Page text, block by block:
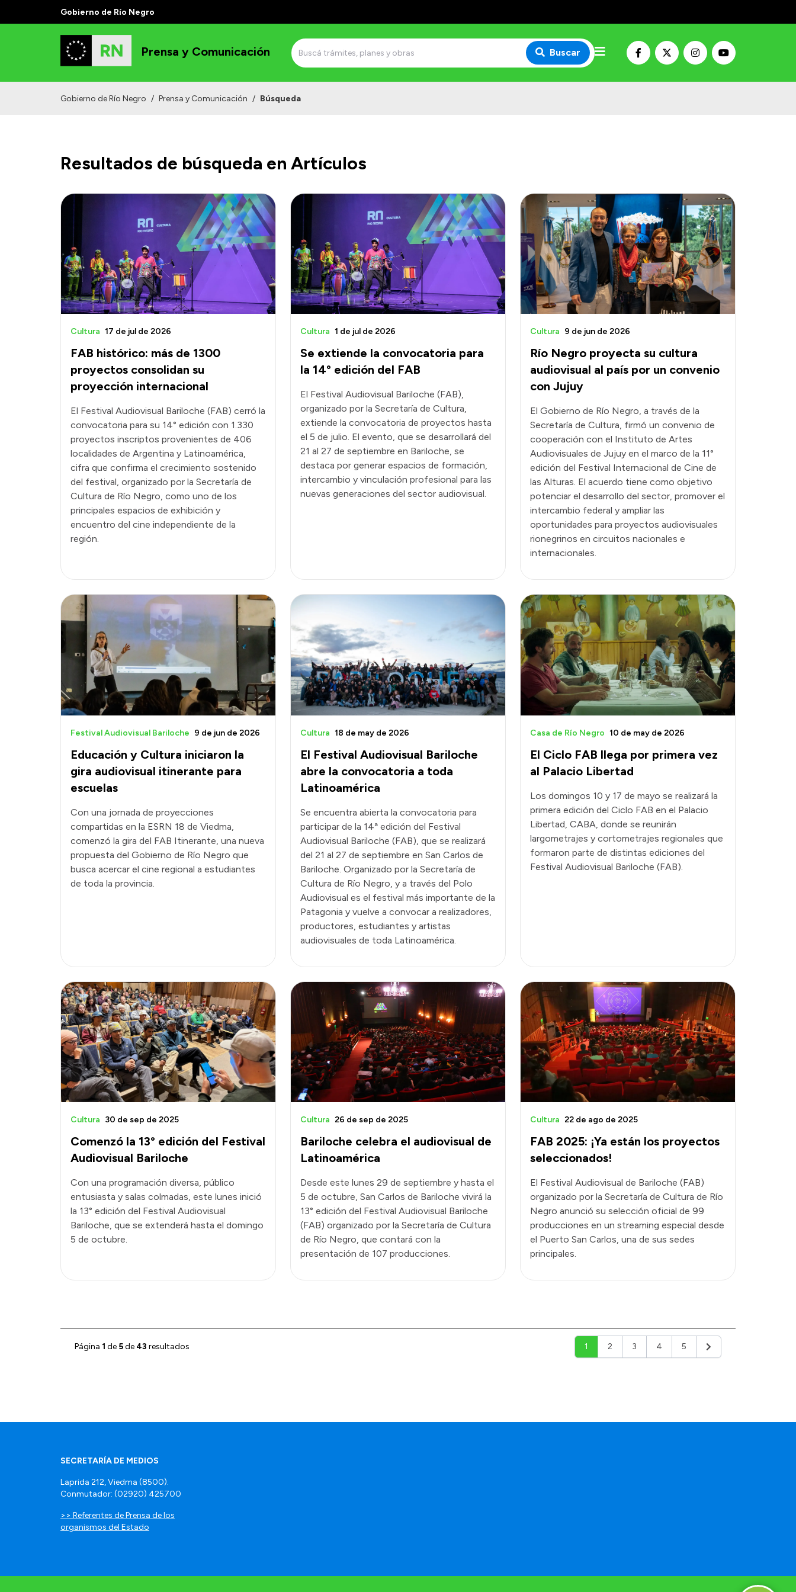
Gobierno de Río Negro
Prensa y Comunicación Buscar
Gobierno de Río Negro / Prensa y Comunicación / Búsqueda
Resultados de búsqueda en Artículos
FAB histórico: más de 1300
proyectos consolidan su
proyección internacional
Cultura 17 de jul de 2026
El Festival Audiovisual Bariloche (FAB) cerró la
convocatoria para su 14° edición con 1.330
proyectos inscriptos provenientes de 406
localidades de Argentina y Latinoamérica,
cifra que confirma el crecimiento sostenido
del festival, organizado por la Secretaría de
Cultura de Río Negro, como uno de los
principales espacios de exhibición y
encuentro del cine independiente de la
región.
Se extiende la convocatoria para
la 14° edición del FAB
Cultura 1 de jul de 2026
El Festival Audiovisual Bariloche (FAB),
organizado por la Secretaría de Cultura,
extiende la convocatoria de proyectos hasta
el 5 de julio. El evento, que se desarrollará del
21 al 27 de septiembre en Bariloche, se
destaca por generar espacios de formación,
intercambio y vinculación profesional para las
nuevas generaciones del sector audiovisual.
Río Negro proyecta su cultura
audiovisual al país por un convenio
con Jujuy
Cultura 9 de jun de 2026
El Gobierno de Río Negro, a través de la
Secretaría de Cultura, firmó un convenio de
cooperación con el Instituto de Artes
Audiovisuales de Jujuy en el marco de la 11°
edición del Festival Internacional de Cine de
las Alturas. El acuerdo tiene como objetivo
potenciar el desarrollo del sector, promover el
intercambio federal y ampliar las
oportunidades para proyectos audiovisuales
rionegrinos en circuitos nacionales e
internacionales.
Educación y Cultura iniciaron la
gira audiovisual itinerante para
escuelas
Festival Audiovisual Bariloche 9 de jun de 2026
Con una jornada de proyecciones
compartidas en la ESRN 18 de Viedma,
comenzó la gira del FAB Itinerante, una nueva
propuesta del Gobierno de Río Negro que
busca acercar el cine regional a estudiantes
de toda la provincia.
El Festival Audiovisual Bariloche
abre la convocatoria a toda
Latinoamérica
Cultura 18 de may de 2026
Se encuentra abierta la convocatoria para
participar de la 14ª edición del Festival
Audiovisual Bariloche (FAB), que se realizará
del 21 al 27 de septiembre en San Carlos de
Bariloche. Organizado por la Secretaría de
Cultura de Río Negro, y a través del Polo
Audiovisual es el festival más importante de la
Patagonia y vuelve a convocar a realizadores,
productores, estudiantes y artistas
audiovisuales de toda Latinoamérica.
El Ciclo FAB llega por primera vez
al Palacio Libertad
Casa de Río Negro 10 de may de 2026
Los domingos 10 y 17 de mayo se realizará la
primera edición del Ciclo FAB en el Palacio
Libertad, CABA, donde se reunirán
largometrajes y cortometrajes regionales que
formaron parte de distintas ediciones del
Festival Audiovisual Bariloche (FAB).
Comenzó la 13° edición del Festival
Audiovisual Bariloche
Cultura 30 de sep de 2025
Con una programación diversa, público
entusiasta y salas colmadas, este lunes inició
la 13° edición del Festival Audiovisual
Bariloche, que se extenderá hasta el domingo
5 de octubre.
Bariloche celebra el audiovisual de
Latinoamérica
Cultura 26 de sep de 2025
Desde este lunes 29 de septiembre y hasta el
5 de octubre, San Carlos de Bariloche vivirá la
13° edición del Festival Audiovisual Bariloche
(FAB) organizado por la Secretaría de Cultura
de Río Negro, que contará con la
presentación de 107 producciones.
FAB 2025: ¡Ya están los proyectos
seleccionados!
Cultura 22 de ago de 2025
El Festival Audiovisual de Bariloche (FAB)
organizado por la Secretaría de Cultura de Río
Negro anunció su selección oficial de 99
producciones en un streaming especial desde
el Puerto San Carlos, una de sus sedes
principales.
Página 1 de 5de 43 resultados 1 2 3 4 5 Siguiente
SECRETARÍA DE MEDIOS
Laprida 212, Viedma (8500).
Conmutador: (02920) 425700
>> Referentes de Prensa de los
organismos del Estado